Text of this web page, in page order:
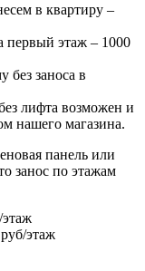
в квартиру –
первый этаж – 1000
без заноса в
лифта возможен и
нашего магазина.
панель или
занос по этажам
этаж